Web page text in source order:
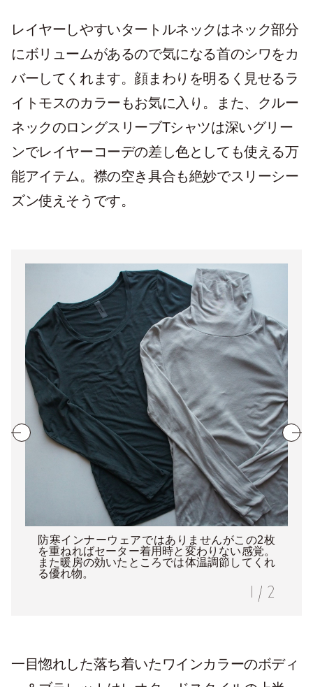
レイヤーしやすいタートルネックはネック部分
にボリュームがあるので気になる首のシワをカ
バーしてくれます。顔まわりを明るく見せるラ
イトモスのカラーもお気に入り。また、クルー
ネックのロングスリーブTシャツは深いグリー
ンでレイヤーコーデの差し色としても使える万
能アイテム。襟の空き具合も絶妙でスリーシー
ズン使えそうです。
防寒インナーウェアではありませんがこの2枚
を重ねればセーター着用時と変わりない感覚。
また暖房の効いたところでは体温調節してくれ
る優れ物。
1 / 2
一目惚れした落ち着いたワインカラーのボディ